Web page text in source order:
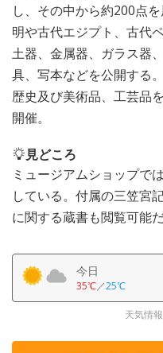
し、その中から約200点
明や古代エジプト、古代
土器、金属器、ガラス器
具、写本などを公開する
歴史及び美術品、工芸品
開催。
見どころ
ミュージアムショップで
している。付属の三笠宮
に関する蔵書も閲覧可能だ
今日
35℃／25℃
天気情